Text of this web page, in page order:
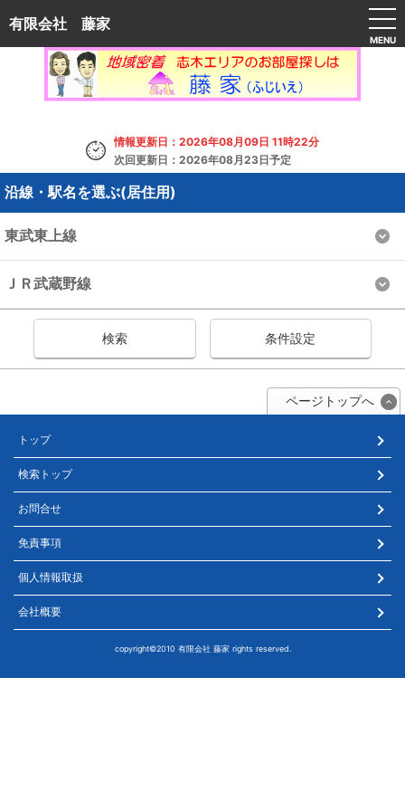
有限会社 藤家
情報更新日：2026年08月09日 11時22分
次回更新日：2026年08月23日予定
沿線・駅名を選ぶ(居住用)
東武東上線
ＪＲ武蔵野線
検索 条件設定
ページトップへ
トップ
検索トップ
お問合せ
免責事項
個人情報取扱
会社概要
copyright©2010 有限会社 藤家 rights reserved.
MENU